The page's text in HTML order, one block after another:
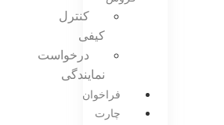
کنترل
کیفی
درخواست
نمایندگی
فراخوان
چارت